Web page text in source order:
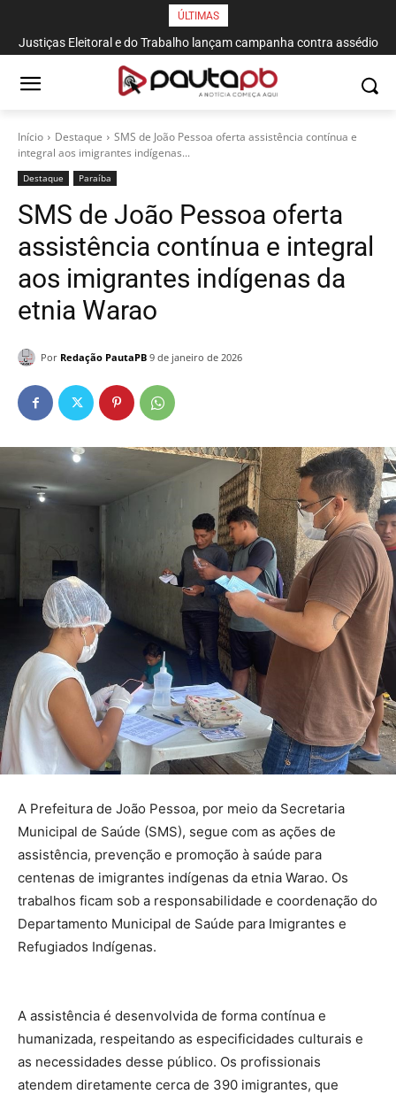
ÚLTIMAS
Justiças Eleitoral e do Trabalho lançam campanha contra assédio
Início Destaque
SMS de João Pessoa oferta assistência contínua e
integral aos imigrantes indígenas...
Destaque Paraí­ba
SMS de João Pessoa oferta
assistência contínua e integral
aos imigrantes indígenas da
etnia Warao
Por Redação PautaPB 9 de janeiro de 2026
A Prefeitura de João Pessoa, por meio da Secretaria
Municipal de Saúde (SMS), segue com as ações de
assistência, prevenção e promoção à saúde para
centenas de imigrantes indígenas da etnia Warao. Os
trabalhos ficam sob a responsabilidade e coordenação do
Departamento Municipal de Saúde para Imigrantes e
Refugiados Indígenas.
A assistência é desenvolvida de forma contínua e
humanizada, respeitando as especificidades culturais e
as necessidades desse público. Os profissionais
atendem diretamente cerca de 390 imigrantes, que